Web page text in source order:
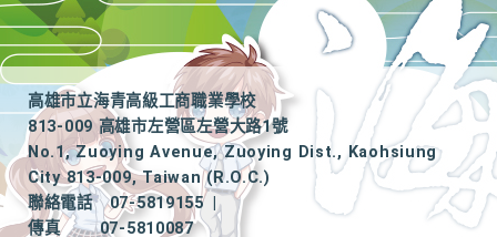
高雄市立海青高級工商職業學校
813-009 高雄市左營區左營大路1號
No.1, Zuoying Avenue, Zuoying Dist., Kaohsiung
City 813-009, Taiwan (R.O.C.)
聯絡電話
07-5819155
|
傳真
07-5810087